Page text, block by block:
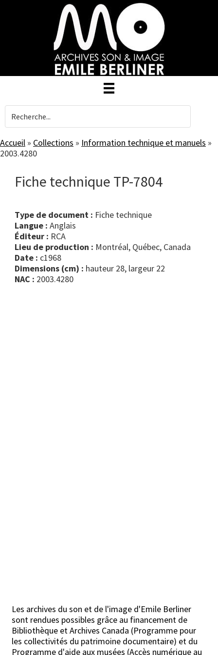
Accueil » Collections » Information technique et manuels »
2003.4280
Fiche technique TP-7804
Type de document :
fiche technique
Langue : Anglais
Éditeur : RCA
Lieu de production : Montréal, Québec, Canada
Date : c1968
Dimensions (cm) : hauteur 28, largeur 22
NAC : 2003.4280
Les archives du son et de l'image d'Emile Berliner
sont rendues possibles grâce au financement de
Bibliothèque et Archives Canada (Programme pour
les collectivités du patrimoine documentaire) et du
Programme d'aide aux musées (Accès numérique au